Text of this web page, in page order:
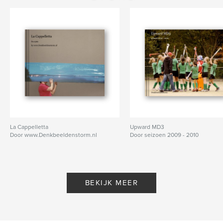
La Cappelletta
Door www.Denkbeeldenstorm.nl
Upward MD3
Door seizoen 2009 - 2010
BEKIJK MEER